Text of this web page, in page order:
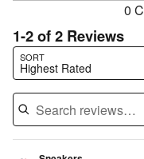
0
1-2 of 2 Reviews
SORT
Highest Rated
Search reviews…